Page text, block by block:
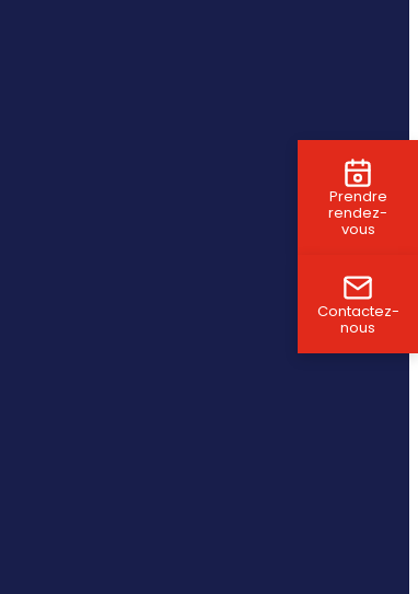
Prendre
rendez-
vous
Contactez-
nous